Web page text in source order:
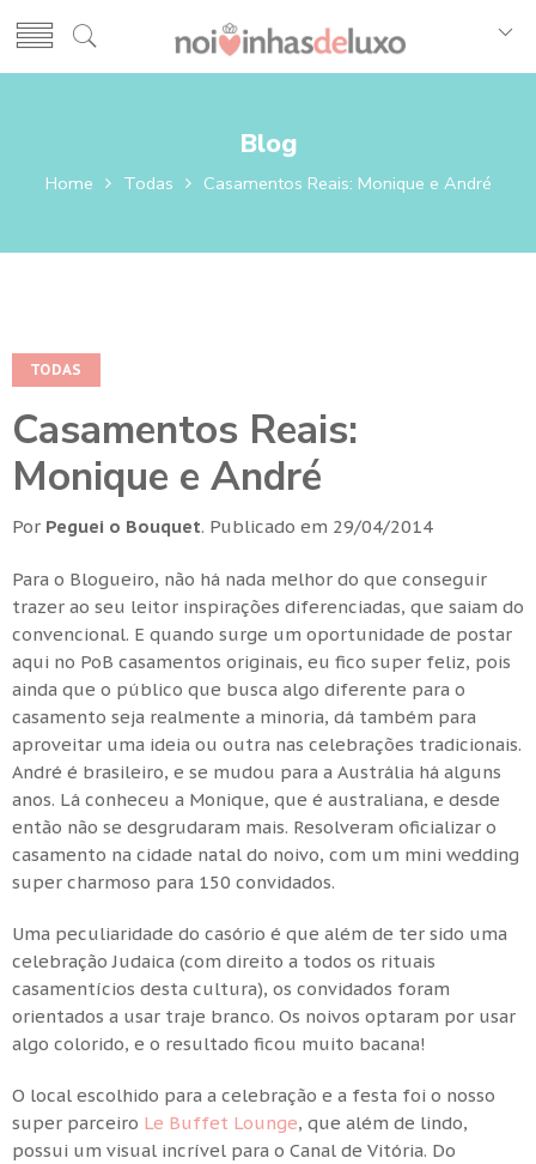
Blog
Home Todas Casamentos Reais: Monique e André
TODAS
Casamentos Reais:
Monique e André
Por Peguei o Bouquet. Publicado em 29/04/2014
Para o Blogueiro, não há nada melhor do que conseguir
trazer ao seu leitor inspirações diferenciadas, que saiam do
convencional. E quando surge um oportunidade de postar
aqui no PoB casamentos originais, eu fico super feliz, pois
ainda que o público que busca algo diferente para o
casamento seja realmente a minoria, dá também para
aproveitar uma ideia ou outra nas celebrações tradicionais.
André é brasileiro, e se mudou para a Austrália há alguns
anos. Lá conheceu a Monique, que é australiana, e desde
então não se desgrudaram mais. Resolveram oficializar o
casamento na cidade natal do noivo, com um mini wedding
super charmoso para 150 convidados.
Uma peculiaridade do casório é que além de ter sido uma
celebração Judaica (com direito a todos os rituais
casamentícios desta cultura), os convidados foram
orientados a usar traje branco. Os noivos optaram por usar
algo colorido, e o resultado ficou muito bacana!
O local escolhido para a celebração e a festa foi o nosso
super parceiro Le Buffet Lounge, que além de lindo,
possui um visual incrível para o Canal de Vitória. Do